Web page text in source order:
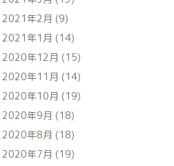
2021年2月 (9)
2021年1月 (14)
2020年12月 (15)
2020年11月 (14)
2020年10月 (19)
2020年9月 (18)
2020年8月 (18)
2020年7月 (19)